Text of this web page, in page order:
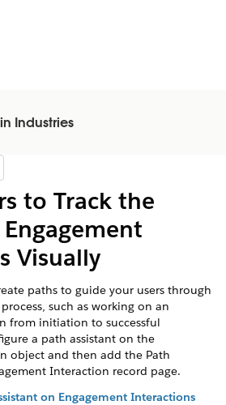
Industries
de materias
to Track the
Visually
paths to guide your users through
such as working on an
from initiation to successful
a path assistant on the
object and then add the Path
Interaction record page.
on Engagement Interactions